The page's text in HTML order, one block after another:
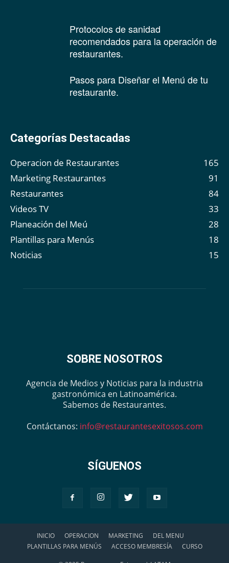
Protocolos de sanidad
recomendados para la operación de
restaurantes.
Pasos para Diseñar el Menú de tu
restaurante.
Categorías Destacadas
Operacion de Restaurantes
165
Marketing Restaurantes
91
Restaurantes
84
Videos TV
33
Planeación del Meú
28
Plantillas para Menús
18
Noticias
15
SOBRE NOSOTROS
Agencia de Medios y Noticias para la industria
gastronómica en Latinoamérica.
Sabemos de Restaurantes.
Contáctanos: info@restaurantesexitosos.com
SÍGUENOS
INICIO OPERACION MARKETING
DEL MENU
PLANTILLAS PARA MENÚS
ACCESO MEMBRESÍA CURSO